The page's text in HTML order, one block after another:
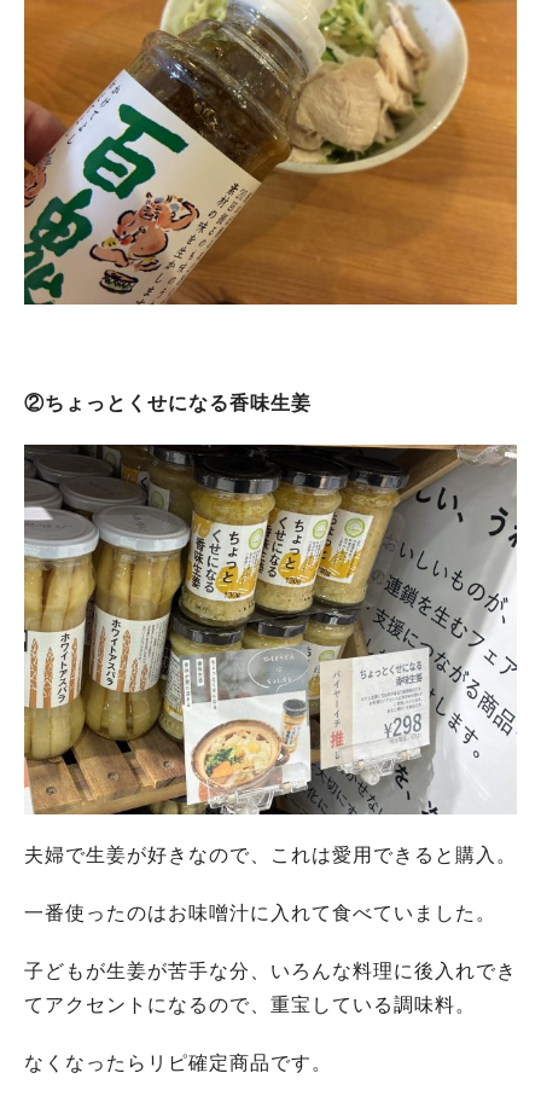
②ちょっとくせになる香味生姜
夫婦で生姜が好きなので、これは愛用できると購入。
一番使ったのはお味噌汁に入れて食べていました。
子どもが生姜が苦手な分、いろんな料理に後入れでき
てアクセントになるので、重宝している調味料。
なくなったらリピ確定商品です。